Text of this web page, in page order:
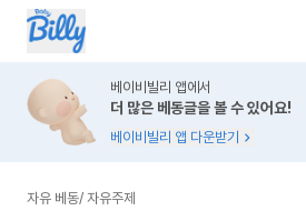
베이비빌리 앱에서
더 많은 베동글을 볼 수 있어요!
베이비빌리 앱 다운받기
자유 베동/ 자유주제